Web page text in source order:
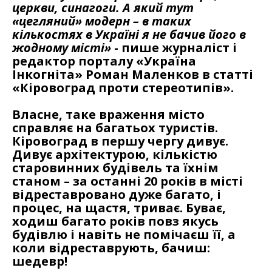
церкви, синагоги. А який тут
«цегляний» модерн – в таких
кількостях в Україні я не бачив його в
жодному місті» - пише журналіст і
редактор порталу «Україна
Інкогніта» Роман Маленков в статті
«Кіровоград проти стереотипів».
Власне, таке враження місто
справляє на багатьох туристів.
Кіровоград в першу чергу дивує.
Дивує архітектурою, кількістю
старовинних будівель та їхнім
станом – за останні 20 років в місті
відреставровано дуже багато, і
процес, на щастя, триває. Буває,
ходиш багато років повз якусь
будівлю і навіть не помічаєш її, а
коли відреставрують, бачиш:
шедевр!